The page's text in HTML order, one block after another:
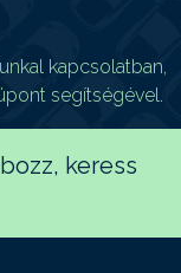
kapcsolatban,
segítségével.
keress